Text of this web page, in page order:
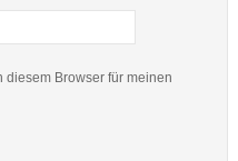
diesem Browser für meinen